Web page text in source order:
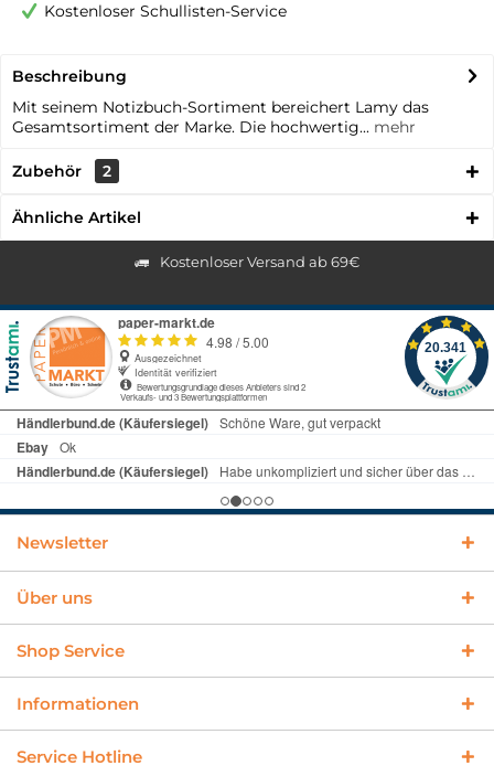
Kostenloser Schullisten-Service
Beschreibung
Mit seinem Notizbuch-Sortiment bereichert Lamy das
Gesamtsortiment der Marke. Die hochwertig... mehr
Zubehör 2
Ähnliche Artikel
Kostenloser Versand ab 69€
Newsletter
Über uns
Shop Service
Informationen
Service Hotline